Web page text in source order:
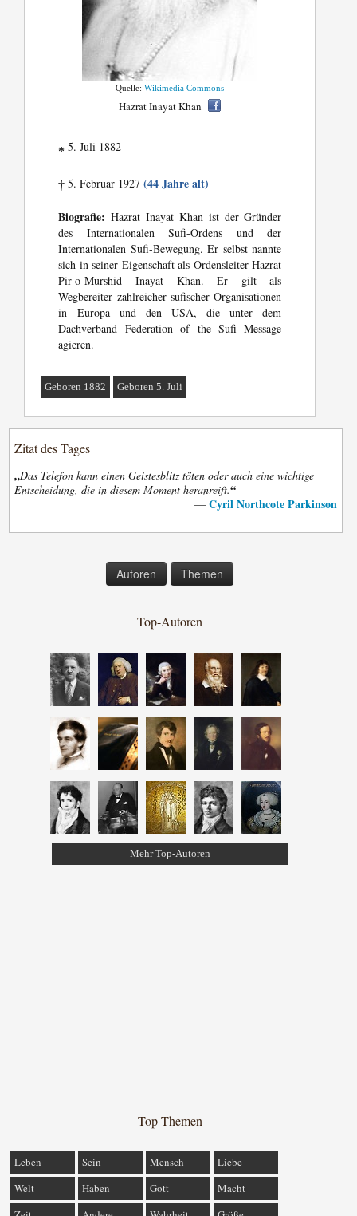
Quelle:Wikimedia Commons
Hazrat Inayat Khan
* 5. Juli 1882
† 5. Februar 1927(44 Jahre alt)
Biografie: Hazrat Inayat Khan ist der Gründer
des Internationalen Sufi-Ordens und der
Internationalen Sufi-Bewegung. Er selbst nannte
sich in seiner Eigenschaft als Ordensleiter Hazrat
Pir-o-Murshid Inayat Khan. Er gilt als
Wegbereiter zahlreicher sufischer Organisationen
in Europa und den USA, die unter dem
Dachverband Federation of the Sufi Message
agieren.
Geboren 1882 Geboren 5. Juli
Zitat des Tages
„Das Telefon kann einen Geistesblitz töten oder auch eine wichtige
Entscheidung, die in diesem Moment heranreift.“
— Cyril Northcote Parkinson
Autoren Themen
Top-Autoren
Mehr Top-Autoren
Top-Themen
Leben Sein Mensch
Liebe
Welt
Haben Gott
Macht